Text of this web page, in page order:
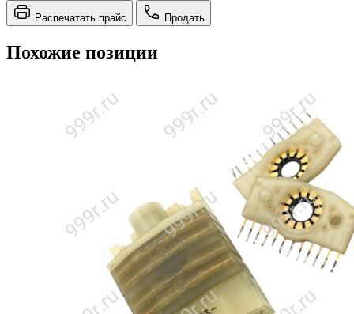
Распечатать прайс Продать
Похожие позиции